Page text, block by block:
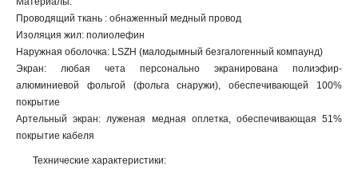
Проводящий ткань : обнаженный медный провод
Изоляция жил: полиолефин
Наружная оболочка: LSZH (малодымный безгалогенный компаунд)
Экран: любая чета персонально экранирована полиэфир-
алюминиевой фольгой (фольга снаружи), обеспечивающей 100%
покрытие
Артельный экран: луженая медная оплетка, обеспечивающая 51%
покрытие кабеля
Технические характеристики: